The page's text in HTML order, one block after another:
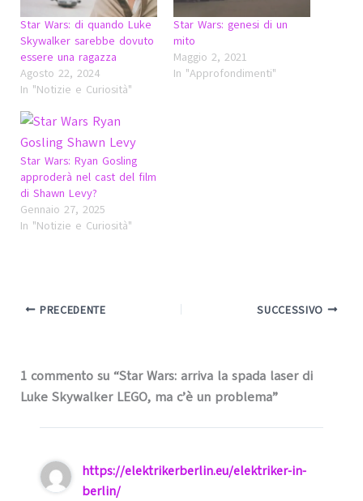
Star Wars: di quando Luke
Skywalker sarebbe dovuto
essere una ragazza
Agosto 22, 2024
In "Notizie e Curiosità"
Star Wars: genesi di un
mito
Maggio 2, 2021
In "Approfondimenti"
Star Wars: Ryan Gosling
approderà nel cast del film
di Shawn Levy?
Gennaio 27, 2025
In "Notizie e Curiosità"
PRECEDENTE SUCCESSIVO
1 commento su “Star Wars: arriva la spada laser di
Luke Skywalker LEGO, ma c’è un problema”
https://elektrikerberlin.eu/elektriker-in-
berlin/